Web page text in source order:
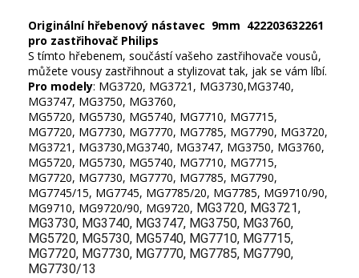
Originální hřebenový nástavec 9mm 422203632261
pro zastřihovač Philips
S tímto hřebenem, součástí vašeho zastřihovače vousů,
Pro modely: MG3720, MG3721, MG3730,MG3740,
MG3747, MG3750, MG3760,
MG5720, MG5730, MG5740, MG7710, MG7715,
MG7720, MG7730, MG7770, MG7785, MG7790, MG3720,
MG3721, MG3730,MG3740, MG3747, MG3750, MG3760,
MG5720, MG5730, MG5740, MG7710, MG7715,
MG7720, MG7730, MG7770, MG7785, MG7790,
MG7745/15, MG7745, MG7785/20, MG7785, MG9710/90,
MG9710, MG9720/90, MG9720, MG3720, MG3721,
MG3730, MG3740, MG3747, MG3750, MG3760,
MG5720, MG5730, MG5740, MG7710, MG7715,
MG7720, MG7730, MG7770, MG7785, MG7790,
MG7730/13